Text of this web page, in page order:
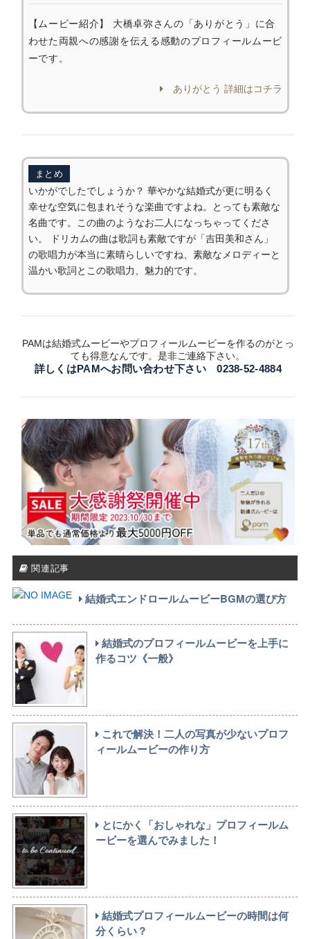
【ムービー紹介】 大橋卓弥さんの「ありがとう」に合
わせた両親への感謝を伝える感動のプロフィールムービ
ーです。
ありがとう 詳細はコチラ
まとめ
いかがでしたでしょうか？ 華やかな結婚式が更に明るく
幸せな空気に包まれそうな楽曲ですよね。とっても素敵な
名曲です。この曲のようなお二人になっちゃってくださ
い。 ドリカムの曲は歌詞も素敵ですが「吉田美和さん」
の歌唱力が本当に素晴らしいですね、素敵なメロディーと
温かい歌詞とこの歌唱力、魅力的です。
PAMは結婚式ムービーやプロフィールムービーを作るのがとっ
ても得意なんです。是非ご連絡下さい。
詳しくはPAMへお問い合わせ下さい 0238-52-4884
関連記事
結婚式エンドロールムービーBGMの選び方
結婚式のプロフィールムービーを上手に
作るコツ《一般》
これで解決！二人の写真が少ないプロフ
ィールムービーの作り方
とにかく「おしゃれな」プロフィールム
ービーを選んでみました！
結婚式プロフィールムービーの時間は何
分くらい？